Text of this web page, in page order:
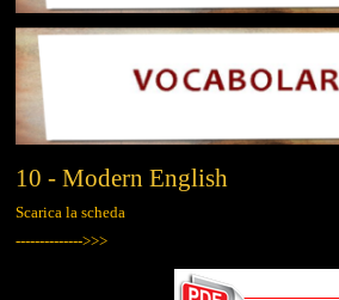
10 - Modern English
Scarica la scheda
-------------->>>